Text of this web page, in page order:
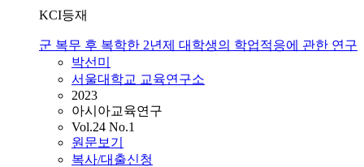
KCI등재
군 복무 후 복학한 2년제 대학생의 학업적응에 관한 연구
박선미
서울대학교 교육연구소
2023
아시아교육연구
Vol.24 No.1
원문보기
복사/대출신청